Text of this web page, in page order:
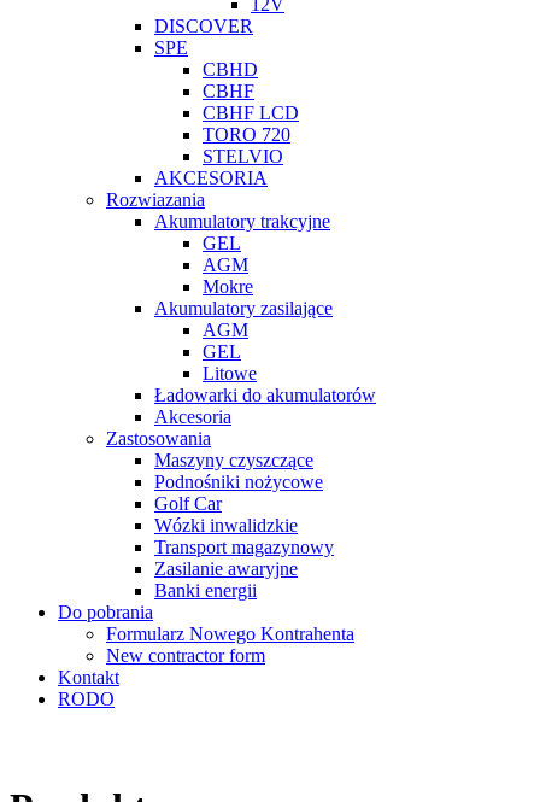
DISCOVER
SPE
CBHD
CBHF
CBHF LCD
TORO 720
STELVIO
AKCESORIA
Rozwiazania
Akumulatory trakcyjne
GEL
AGM
Mokre
Akumulatory zasilające
AGM
GEL
Litowe
Ładowarki do akumulatorów
Akcesoria
Zastosowania
Maszyny czyszczące
Podnośniki nożycowe
Golf Car
Wózki inwalidzkie
Transport magazynowy
Zasilanie awaryjne
Banki energii
Do pobrania
Formularz Nowego Kontrahenta
New contractor form
Kontakt
RODO